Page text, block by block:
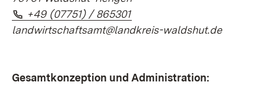
Telefon:
+49 (07751) / 865301(Öffnet in neuem Fenster)
landwirtschaftsamt@landkreis-waldshut.de
Gesamtkonzeption und Administration: